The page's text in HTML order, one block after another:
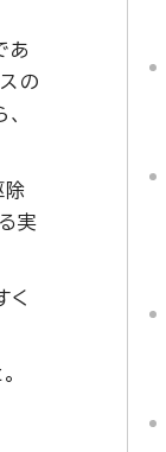
あ
の
除
実
く